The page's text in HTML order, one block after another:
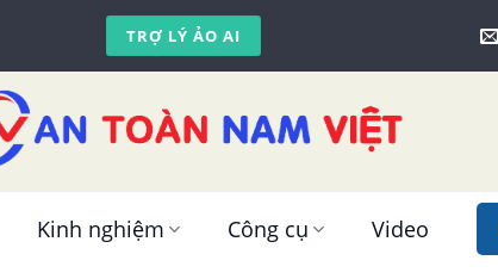
TRỢ LÝ ẢO AI
Kinh nghiệm Công cụ Video